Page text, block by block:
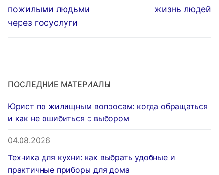
пожилыми людьми
через госуслуги
жизнь людей
ПОСЛЕДНИЕ МАТЕРИАЛЫ
Юрист по жилищным вопросам: когда обращаться
и как не ошибиться с выбором
04.08.2026
Техника для кухни: как выбрать удобные и
практичные приборы для дома